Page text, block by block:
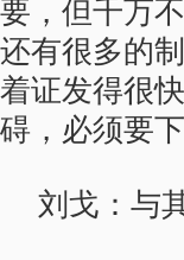
要，但千万
还有很多的
着证发得很
碍，必须要
刘戈：与